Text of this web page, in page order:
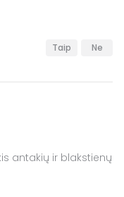
Taip Ne
antakių ir blakstienų